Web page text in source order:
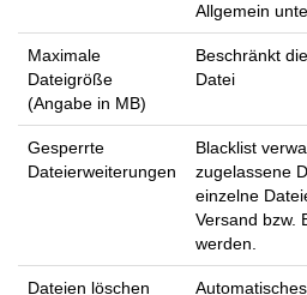
Allgemein
Maximale
Dateigröße
(Angabe in MB)
Beschränkt
Datei
Gesperrte
Dateierweiterungen
Blacklist
zugelassene
einzelne
Versand bzw.
werden.
Dateien löschen